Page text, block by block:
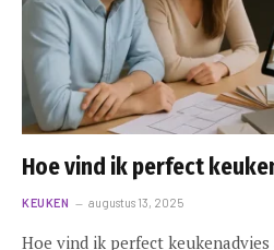
Hoe vind ik perfect
KEUKEN augustus 13, 2025
Hoe vind ik perfect